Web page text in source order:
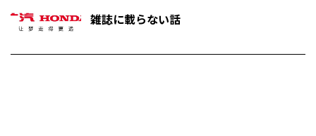
雑誌に載らない話